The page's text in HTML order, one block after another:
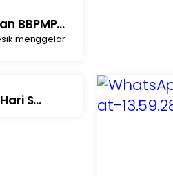
BBPMP...
menggelar
S...